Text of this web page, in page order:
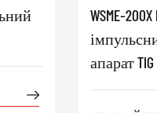
WSME-
апарат TIG